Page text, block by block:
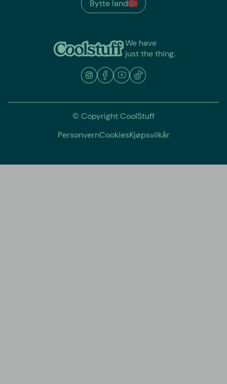
We have
just the thing.
Bytte land
© Copyright CoolStuff
PersonvernCookiesKjøpsvilkår